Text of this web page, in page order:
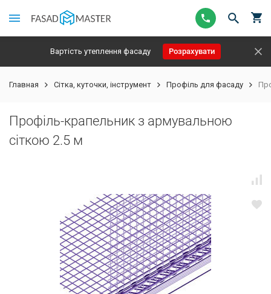
Вартість утеплення фасаду Розрахувати
Главная Сітка, куточки, інструмент Профіль для фасаду
Профіль-крапельник з армувальною
сіткою 2.5 м